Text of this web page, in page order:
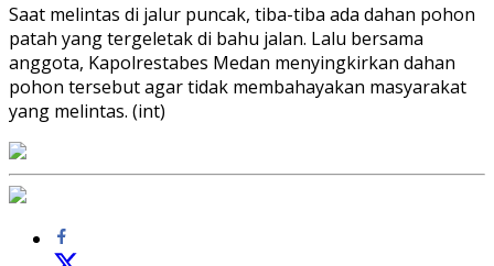
Saat melintas di jalur puncak, tiba-tiba ada dahan pohon
patah yang tergeletak di bahu jalan. Lalu bersama
anggota, Kapolrestabes Medan menyingkirkan dahan
pohon tersebut agar tidak membahayakan masyarakat
yang melintas. (int)